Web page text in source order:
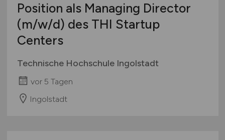
Position als Managing Director
(m/w/d) des THI Startup
Centers
Technische Hochschule Ingolstadt
vor 5 Tagen
Ingolstadt